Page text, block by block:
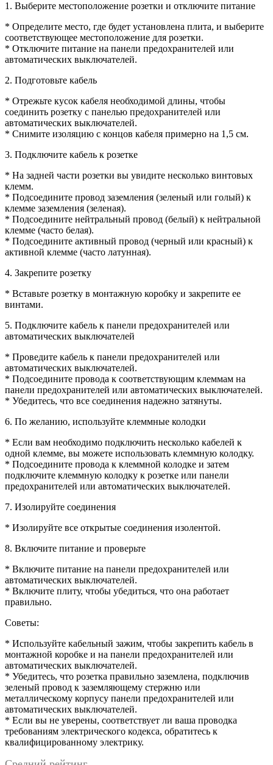
1. Выберите местоположение розетки и отключите питание
* Определите место, где будет установлена плита, и выберите
соответствующее местоположение для розетки.
* Отключите питание на панели предохранителей или
автоматических выключателей.
2. Подготовьте кабель
* Отрежьте кусок кабеля необходимой длины, чтобы
соединить розетку с панелью предохранителей или
автоматических выключателей.
* Снимите изоляцию с концов кабеля примерно на 1,5 см.
3. Подключите кабель к розетке
* На задней части розетки вы увидите несколько винтовых
клемм.
* Подсоедините провод заземления (зеленый или голый) к
клемме заземления (зеленая).
* Подсоедините нейтральный провод (белый) к нейтральной
клемме (часто белая).
* Подсоедините активный провод (черный или красный) к
активной клемме (часто латунная).
4. Закрепите розетку
* Вставьте розетку в монтажную коробку и закрепите ее
винтами.
5. Подключите кабель к панели предохранителей или
автоматических выключателей
* Проведите кабель к панели предохранителей или
автоматических выключателей.
* Подсоедините провода к соответствующим клеммам на
панели предохранителей или автоматических выключателей.
* Убедитесь, что все соединения надежно затянуты.
6. По желанию, используйте клеммные колодки
* Если вам необходимо подключить несколько кабелей к
одной клемме, вы можете использовать клеммную колодку.
* Подсоедините провода к клеммной колодке и затем
подключите клеммную колодку к розетке или панели
предохранителей или автоматических выключателей.
7. Изолируйте соединения
* Изолируйте все открытые соединения изолентой.
8. Включите питание и проверьте
* Включите питание на панели предохранителей или
автоматических выключателей.
* Включите плиту, чтобы убедиться, что она работает
правильно.
Советы:
* Используйте кабельный зажим, чтобы закрепить кабель в
монтажной коробке и на панели предохранителей или
автоматических выключателей.
* Убедитесь, что розетка правильно заземлена, подключив
зеленый провод к заземляющему стержню или
металлическому корпусу панели предохранителей или
автоматических выключателей.
* Если вы не уверены, соответствует ли ваша проводка
требованиям электрического кодекса, обратитесь к
квалифицированному электрику.